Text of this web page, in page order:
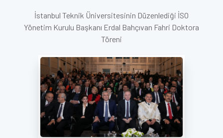
İstanbul Teknik Üniversitesinin Düzenlediği İSO
Yönetim Kurulu Başkanı Erdal Bahçıvan Fahri Doktora
Töreni